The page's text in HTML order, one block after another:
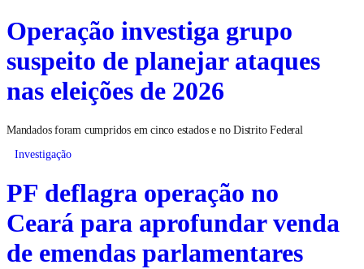
Operação investiga grupo
suspeito de planejar ataques
nas eleições de 2026
Mandados foram cumpridos em cinco estados e no Distrito Federal
Investigação
PF deflagra operação no
Ceará para aprofundar venda
de emendas parlamentares